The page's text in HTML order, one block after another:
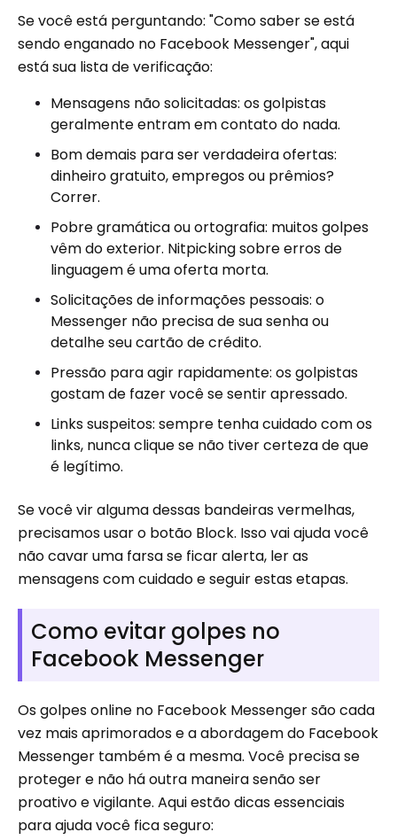
Se você está perguntando: "Como saber se está
sendo enganado no Facebook Messenger", aqui
está sua lista de verificação:
Mensagens não solicitadas: os golpistas
geralmente entram em contato do nada.
Bom demais para ser verdadeira ofertas:
dinheiro gratuito, empregos ou prêmios?
Correr.
Pobre gramática ou ortografia: muitos golpes
vêm do exterior. Nitpicking sobre erros de
linguagem é uma oferta morta.
Solicitações de informações pessoais: o
Messenger não precisa de sua senha ou
detalhe seu cartão de crédito.
Pressão para agir rapidamente: os golpistas
gostam de fazer você se sentir apressado.
Links suspeitos: sempre tenha cuidado com os
links, nunca clique se não tiver certeza de que
é legítimo.
Se você vir alguma dessas bandeiras vermelhas,
precisamos usar o botão Block. Isso vai ajuda você
não cavar uma farsa se ficar alerta, ler as
mensagens com cuidado e seguir estas etapas.
Como evitar golpes no
Facebook Messenger
Os golpes online no Facebook Messenger são cada
vez mais aprimorados e a abordagem do Facebook
Messenger também é a mesma. Você precisa se
proteger e não há outra maneira senão ser
proativo e vigilante. Aqui estão dicas essenciais
para ajuda você fica seguro: